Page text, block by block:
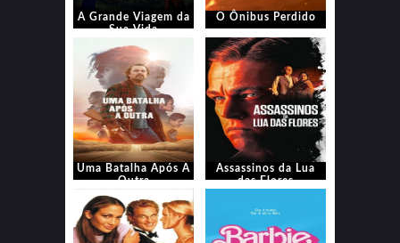
A Grande Viagem da
Sua Vida
O Ônibus Perdido
Uma Batalha Após A
Outra
Assassinos da Lua
das Flores